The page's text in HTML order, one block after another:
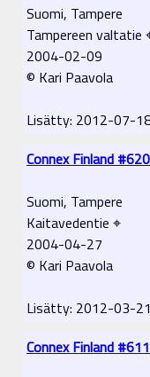
Suomi, Tampere
Tampereen valtatie
2004-02-09
© Kari Paavola
Lisätty: 2012-07-
Connex Finland #620
Suomi, Tampere
Kaitavedentie ⌖
2004-04-27
© Kari Paavola
Lisätty: 2012-03-
Connex Finland #611